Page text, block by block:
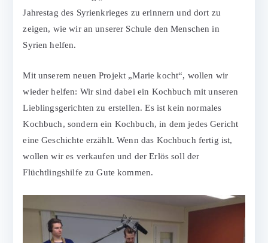
Jahrestag des Syrienkrieges zu erinnern und dort zu
zeigen, wie wir an unserer Schule den Menschen in
Syrien helfen.
Mit unserem neuen Projekt „Marie kocht“, wollen wir
wieder helfen: Wir sind dabei ein Kochbuch mit unseren
Lieblingsgerichten zu erstellen. Es ist kein normales
Kochbuch, sondern ein Kochbuch, in dem jedes Gericht
eine Geschichte erzählt. Wenn das Kochbuch fertig ist,
wollen wir es verkaufen und der Erlös soll der
Flüchtlingshilfe zu Gute kommen.